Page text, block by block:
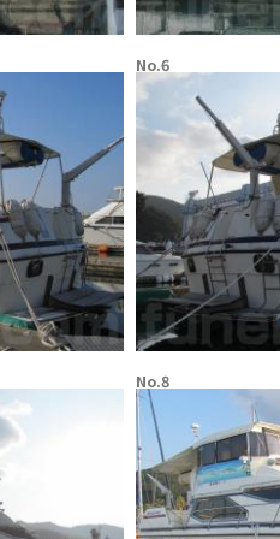
No.6
No.8